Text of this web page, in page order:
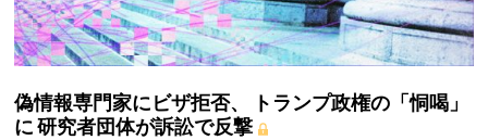
偽情報専門家にビザ拒否、
トランプ政権の「恫喝」
に研究者団体が訴訟で反撃